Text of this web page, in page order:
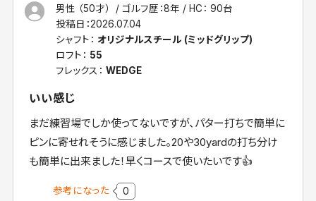
男性 （50才） ゴルフ歴：8年
HC： 90台
投稿日：2026.07.04
シャフト： オリジナルスチール (ミッドグリップ)
ロフト： 55
フレックス： WEDGE
いい感じ
まだ練習場でしか使ってないですが、パター打ちで簡単に
ピンに寄せれそうに感じました。20や30yardの打ち分け
も簡単に出来ました！早くコースで使いたいです︎︎👍
参考になった 0